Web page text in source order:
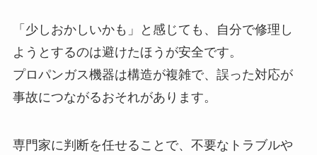
「少しおかしいかも」と感じても、自分で修理し
ようとするのは避けたほうが安全です。
プロパンガス機器は構造が複雑で、誤った対応が
事故につながるおそれがあります。
専門家に判断を任せることで、不要なトラブルや